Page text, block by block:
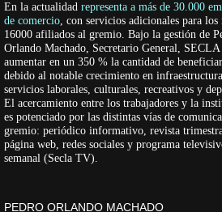
En la actualidad representa a más de 30.000
de comercio, con servicios adicionales para los
16000 afiliados al gremio. Bajo la gestión de
Orlando Machado, Secretario General,
aumentar en un 350 % la cantidad de
debido al notable crecimiento en
servicios laborales, culturales, recreativos y
El acercamiento entre los trabajadores y la
es potenciado por las distintas vías de
gremio: periódico informativo, revista
página web, redes sociales y programa
semanal (Secla TV).
PEDRO ORLANDO MACHADO